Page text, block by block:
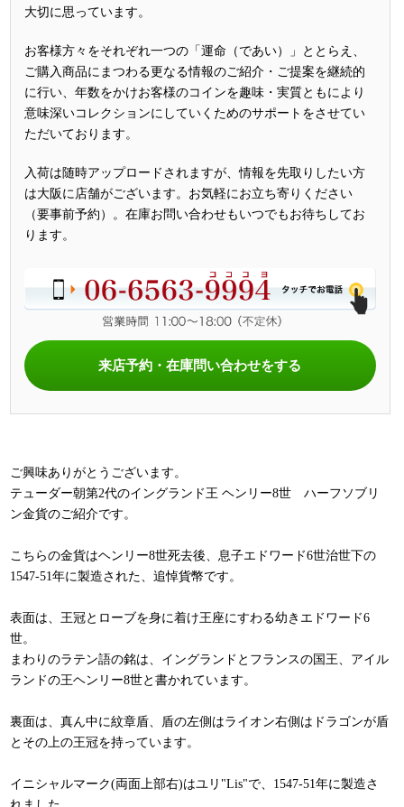
大切に思っています。
お客様方々をそれぞれ一つの「運命（であい）」ととらえ、
ご購入商品にまつわる更なる情報のご紹介・ご提案を継続的
に行い、年数をかけお客様のコインを趣味・実質ともにより
意味深いコレクションにしていくためのサポートをさせてい
ただいております。
入荷は随時アップロードされますが、情報を先取りしたい方
は大阪に店舗がございます。お気軽にお立ち寄りください
（要事前予約）。在庫お問い合わせもいつでもお待ちしてお
ります。
来店予約・在庫問い合わせをする
ご興味ありがとうございます。
テューダー朝第2代のイングランド王 ヘンリー8世 ハーフソブリ
ン金貨のご紹介です。
こちらの金貨はヘンリー8世死去後、息子エドワード6世治世下の
1547-51年に製造された、追悼貨幣です。
表面は、王冠とローブを身に着け王座にすわる幼きエドワード6
世。
​まわりのラテン語の銘は、イングランドとフランスの国王、アイル
ランドの王ヘンリー8世と書かれています。
裏面は、真ん中に紋章盾、盾の左側はライオン右側はドラゴンが盾
とその上の王冠を持っています。​
イニシャルマーク(両面上部右)はユリ"Lis"で、1547-51年に製造さ